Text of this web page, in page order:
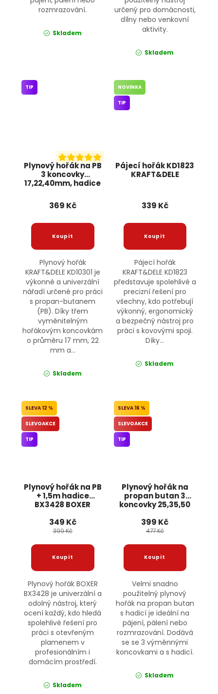
rozmrazování.
Skladem
určený pro domácnosti,
dílny nebo venkovní
aktivity.
Skladem
Plynový hořák na PB
3 koncovky
17,22,40mm, hadice
KRAFT&DELE
TIP
369 Kč
Plynový hořák
KRAFT&DELE KD10301 je
výkonné a univerzální
nářadí určené pro práci
s propan-butanem
(PB). Díky třem
vyměnitelným
hořákovým koncovkám
o průměru 17 mm, 22
mm a...
Skladem
Pájecí hořák KD1823
KRAFT&DELE
NOVINKA
TIP
339 Kč
Pájecí hořák
KRAFT&DELE KD1823
představuje spolehlivé a
precizní řešení pro
všechny, kdo potřebují
výkonný, ergonomický
a bezpečný nástroj pro
práci s kovovými spoji.
Díky...
Skladem
Plynový hořák na PB
+ 1,5m hadice
BX3428 BOXER
12 %
SLEVOAKCE
TIP
349 Kč
399 Kč
Plynový hořák BOXER
BX3428 je univerzální a
odolný nástroj, který
ocení každý, kdo hledá
spolehlivé řešení pro
práci s otevřeným
plamenem v
profesionálním i
domácím prostředí.
Skladem
Plynový hořák na
propan butan 3
koncovky 25,35,50
KD10302 KRAFT&DELE
16 %
SLEVOAKCE
TIP
399 Kč
477 Kč
Velmi snadno
použitelný plynový
hořák na propan butan
s hadicí je ideální na
pájení, pálení nebo
rozmrazování. Dodává
se se 3 výměnnými
koncovkami a s hadicí.
Skladem